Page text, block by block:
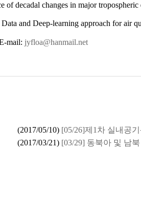
of decadal changes in major
and Deep-learning approach for air
mail: jyfloa@hanmail.net
(2017/05/10) [05/26]제1차 실내공
(2017/03/21) [03/29] 동북아 및 남